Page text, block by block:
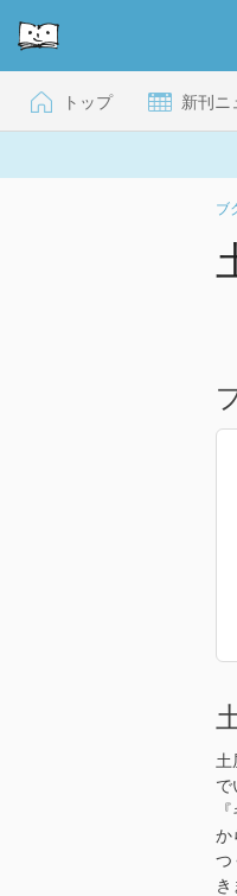
トップ 新刊ニ
ブ
土
で
か
つ
き